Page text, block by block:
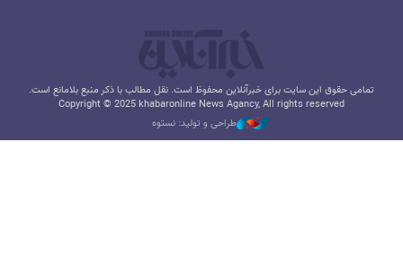
تمامی حقوق این سایت برای خبرآنلاین محفوظ است. نقل مطالب با ذکر منبع بلامانع است.
Copyright © 2025 khabaronline News Agancy, All rights reserved
طراحی و تولید: نستوه